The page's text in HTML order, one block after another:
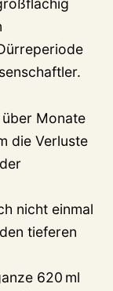
Monate
die Verluste
nicht einmal
tieferen
620 ml